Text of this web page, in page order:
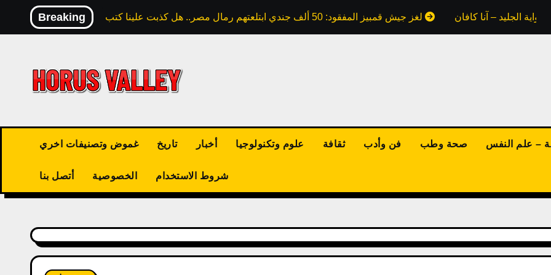
Breaking الجليد – آنا كافان لغز جيش قمبيز المفقود: 50 ألف جندي ابتلعتهم رمال مصر.. هل كذبت علينا كتب التاريخ؟
غموض وتصنيفات اخري تاريخ أخبار علوم وتكنولوجيا ثقافة فن وأدب صحة وطب – علم النفس
أتصل بنا الخصوصية شروط الاستخدام